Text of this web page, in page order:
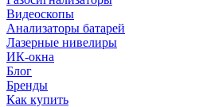
Видеоскопы
Анализаторы батарей
Лазерные нивелиры
ИК-окна
Блог
Бренды
Как купить